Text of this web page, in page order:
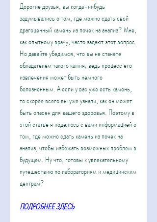
Дорогие друзья, вы когда-нибудь
задумывались о том, где можно сдать свой
драгоценный камень из почек на анализ? Мне,
как опытному врачу, часто задают этот вопрос.
Но давайте убедимся, что вы не станете
обладателем такого камня, ведь процесс его
извлечения может быть немного
болезненным. А если у вас уже есть камень,
то скорее всего вы уже узнали, как он может
быть опасен для вашего здоровья. Поэтому в
этой статье я поделюсь с вами информацией о
том, где можно сдать камень из почек на
анализ, чтобы избежать возможных проблем в
будущем. Ну что, готовы к увлекательному
путешествию по лабораториям и медицинским
центрам?
ПОДРОБНЕЕ ЗДЕСЬ